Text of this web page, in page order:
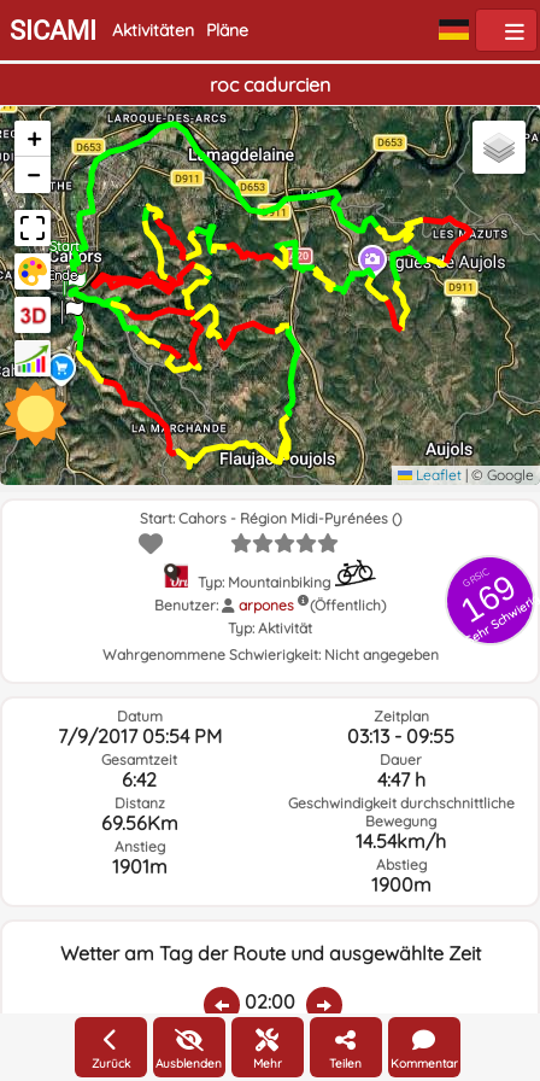
SICAMI Aktivitäten Pläne
roc cadurcien
Start
Ende
+
−
Leaflet | © Google
GRSIC
169
Sehr
Start: Cahors - Région Midi-Pyrénées ()
Typ: Mountainbiking
Benutzer:
arpones
(Öffentlich)
Typ: Aktivität
Wahrgenommene Schwierigkeit: Nicht angegeben
Datum
7/9/2017 05:54 PM
Gesamtzeit
6:42
Distanz
69.56Km
Anstieg
1901m
Zeitplan
03:13 - 09:55
Dauer
4:47 h
Geschwindigkeit durchschnittliche
Bewegung
14.54km/h
Abstieg
1900m
Wetter am Tag der Route und ausgewählte Zeit
02:00
Regen:
Durchschnittliche
Geschwindigkeit Windrichtung
Zurück Ausblenden Mehr Teilen Kommentar